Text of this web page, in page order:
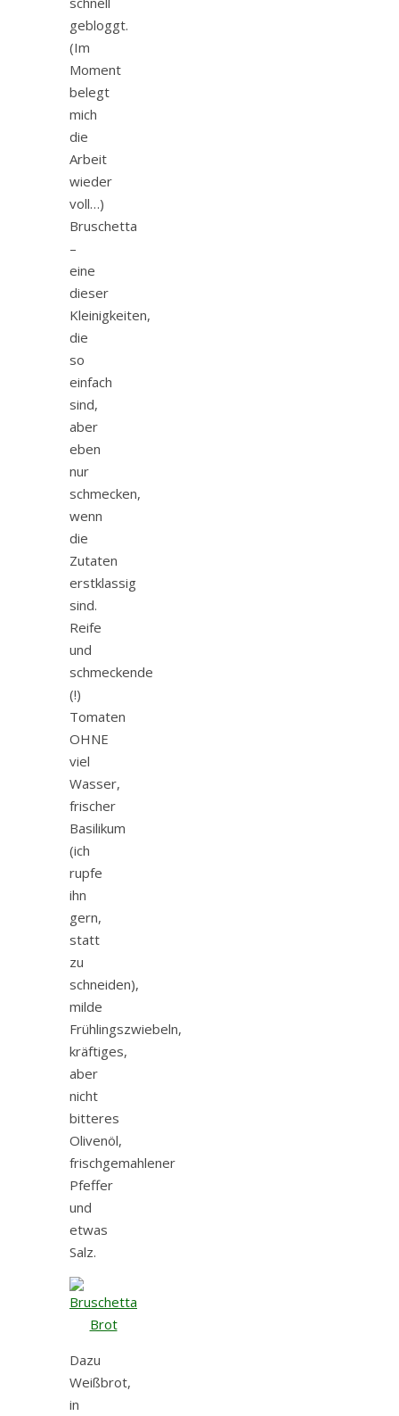
gebloggt.
(Im
Moment
belegt
mich
die
Arbeit
wieder
voll…)
Bruschetta
–
eine
dieser
Kleinigkeiten,
die
so
einfach
sind,
aber
eben
nur
schmecken,
wenn
die
Zutaten
erstklassig
sind.
Reife
und
schmeckende
(!)
Tomaten
OHNE
viel
Wasser,
frischer
Basilikum
(ich
rupfe
ihn
gern,
statt
zu
schneiden),
milde
Frühlingszwiebeln,
kräftiges,
aber
nicht
bitteres
Olivenöl,
frischgemahlener
Pfeffer
und
etwas
Salz.
Dazu
Weißbrot,
in